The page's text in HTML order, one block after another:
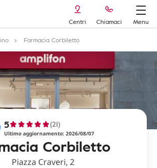
Centri Chiamaci
Menu
Farmacia Corbiletto
Corbiletto
5 (21)
Ultimo aggiornamento: 2026/08/07
Piazza Craveri, 2